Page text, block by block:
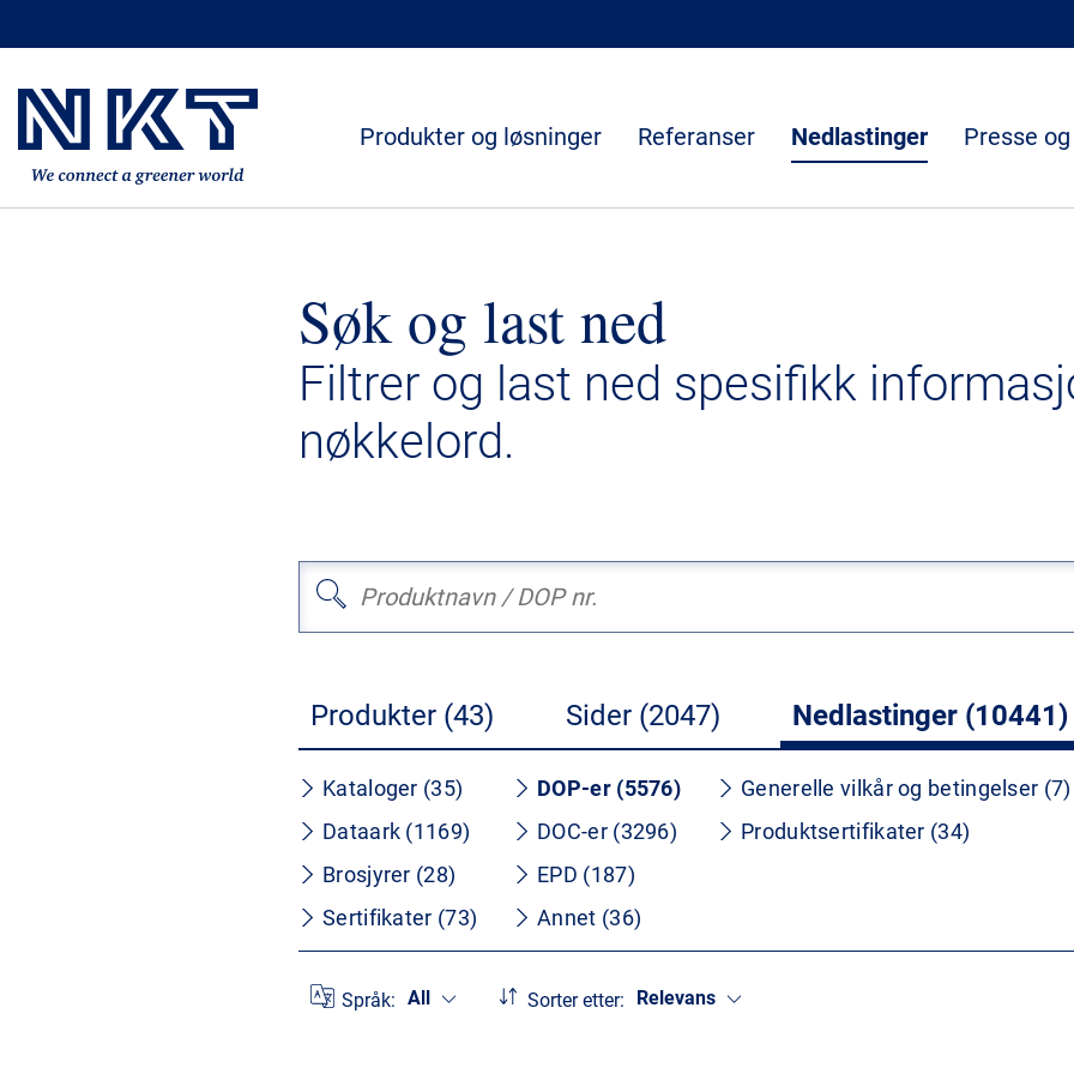
Produkter og løsninger Referanser Nedlastinger Presse
Søk og last ned
Filtrer og last ned spesifikk
nøkkelord.
Produkter (43) Sider (2047) Nedlastinger (10441)
Kataloger (35)
Dataark (1169)
Brosjyrer (28)
Sertifikater (73)
DOP-er (5576)
DOC-er (3296)
EPD (187)
Annet (36)
Generelle vilkår og betingelser (7)
Produktsertifikater (34)
Språk: All Sorter etter: Relevans